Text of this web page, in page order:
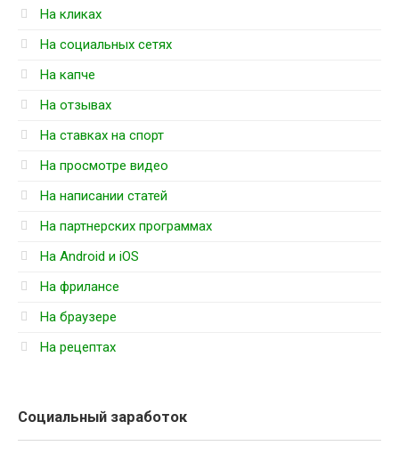
На кликах
На социальных сетях
На капче
На отзывах
На ставках на спорт
На просмотре видео
На написании статей
На партнерских программах
На Android и iOS
На фрилансе
На браузере
На рецептах
Социальный заработок